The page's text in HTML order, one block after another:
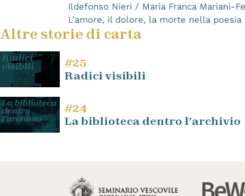
Ildefonso Nieri / Maria Franca Mariani-
L’amore, il dolore, la morte nella
Altre storie di carta
#25
Radici visibili
#24
La biblioteca dentro l’archivio